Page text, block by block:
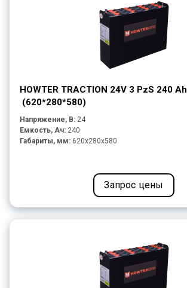
HOWTER TRACTION 24V 3 PzS 240 Ah
(620*280*580)
Напряжение, В: 24
Емкость, Ач: 240
Габариты, мм: 620x280x580
Запрос цены